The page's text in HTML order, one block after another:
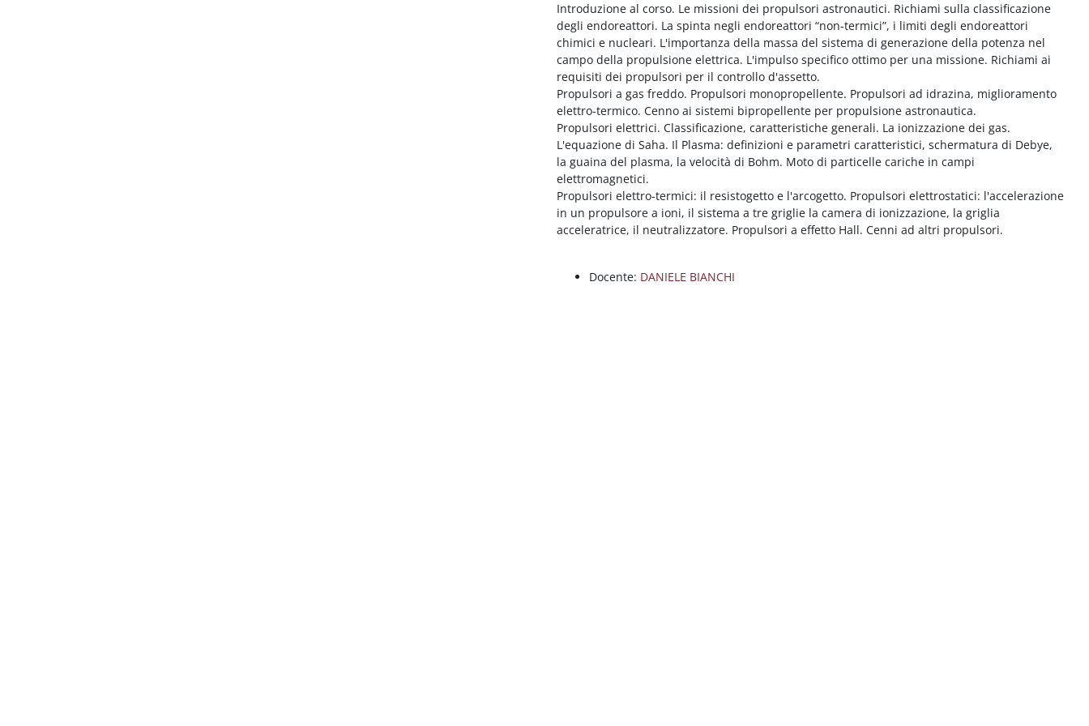
Introduzione al corso. Le missioni dei propulsori astronautici. Richiami sulla classificazione
degli endoreattori. La spinta negli endoreattori “non-termici”, i limiti degli endoreattori
chimici e nucleari. L'importanza della massa del sistema di generazione della potenza nel
campo della propulsione elettrica. L'impulso specifico ottimo per una missione. Richiami ai
requisiti dei propulsori per il controllo d'assetto.
Propulsori a gas freddo. Propulsori monopropellente. Propulsori ad idrazina, miglioramento
elettro-termico. Cenno ai sistemi bipropellente per propulsione astronautica.
Propulsori elettrici. Classificazione, caratteristiche generali. La ionizzazione dei gas.
L'equazione di Saha. Il Plasma: definizioni e parametri caratteristici, schermatura di Debye,
la guaina del plasma, la velocità di Bohm. Moto di particelle cariche in campi
elettromagnetici.
Propulsori elettro-termici: il resistogetto e l'arcogetto. Propulsori elettrostatici: l'accelerazione
in un propulsore a ioni, il sistema a tre griglie la camera di ionizzazione, la griglia
acceleratrice, il neutralizzatore. Propulsori a effetto Hall. Cenni ad altri propulsori.
Docente: DANIELE BIANCHI